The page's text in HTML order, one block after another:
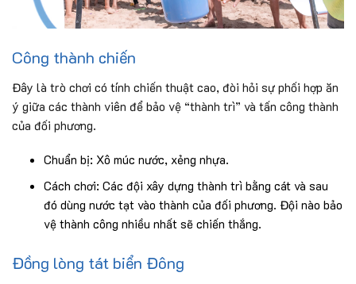
Công thành chiến
Đây là trò chơi có tính chiến thuật cao, đòi hỏi sự phối hợp ăn
ý giữa các thành viên để bảo vệ “thành trì” và tấn công thành
của đối phương.
Chuẩn bị: Xô múc nước, xẻng nhựa.
Cách chơi: Các đội xây dựng thành trì bằng cát và sau
đó dùng nước tạt vào thành của đối phương. Đội nào bảo
vệ thành công nhiều nhất sẽ chiến thắng.
Đồng lòng tát biển Đông